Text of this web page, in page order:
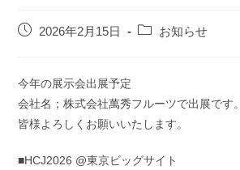
投
開
日:
2026年2月15日
投
ゴ
ー:
お知らせ
今年の展示会出展予定
会社名；株式会社萬秀フルーツで出展です。
皆様よろしくお願いいたします。
■HCJ2026 @東京ビッグサイト